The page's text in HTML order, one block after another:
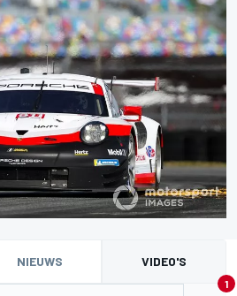
NIEUWS VIDEO'S
1